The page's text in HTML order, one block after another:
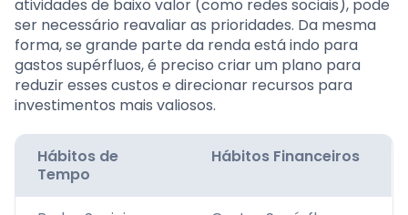
atividades de baixo valor (como redes sociais), pode
ser necessário reavaliar as prioridades. Da mesma
forma, se grande parte da renda está indo para
gastos supérfluos, é preciso criar um plano para
reduzir esses custos e direcionar recursos para
investimentos mais valiosos.
Hábitos de
Tempo
Hábitos Financeiros